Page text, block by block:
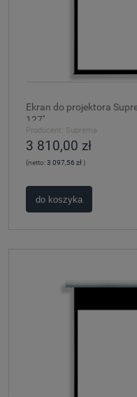
Ekran do projektora
127''
Producent: Suprema
3 810,00 zł
(netto:3 097,56 zł)
do koszyka